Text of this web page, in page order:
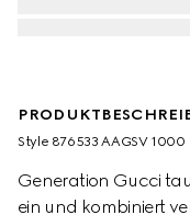
Style ‎876533 AAGSV 1000
Generation Gucci
ein und kombiniert